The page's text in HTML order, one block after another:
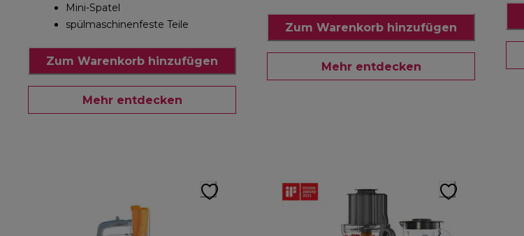
Mini-Spatel
spülmaschinenfeste Teile
Zum Warenkorb hinzufügen
Mehr entdecken
Zum Warenkorb hinzufügen
Mehr entdecken